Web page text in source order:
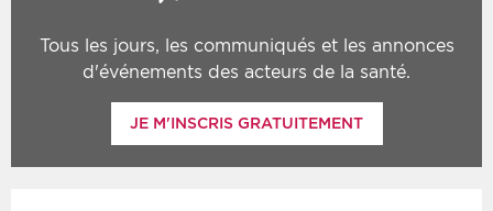
Tous les jours, les communiqués et les annonces
d'événements des acteurs de la santé.
JE M'INSCRIS GRATUITEMENT